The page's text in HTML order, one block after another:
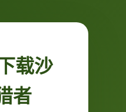
载沙
者